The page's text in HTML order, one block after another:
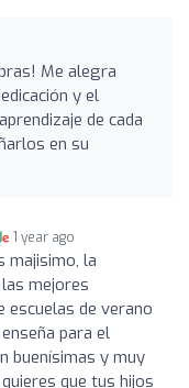
Me alegra
y el
de cada
en su
1 year ago
majisimo, la
mejores
escuelas de verano
para el
buenísimas y muy
que tus hijos